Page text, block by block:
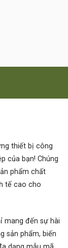
thiết bị công
của bạn! Chúng
phẩm chất
tế cao cho
mang đến sự hài
sản phẩm, biến